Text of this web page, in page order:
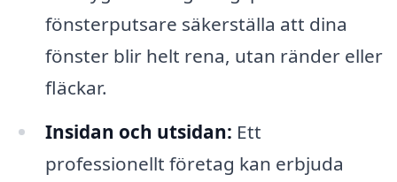
fönsterputsare säkerställa att dina
fönster blir helt rena, utan ränder eller
fläckar.
Insidan och utsidan: Ett
professionellt företag kan erbjuda